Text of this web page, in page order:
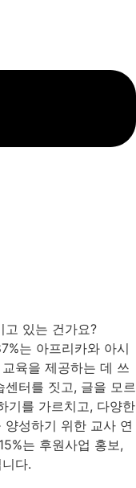
고 있는 건가요?
는 아프리카와 아시
육을 제공하는 데 쓰
터를 짓고, 글을 모르
기를 가르치고, 다양한
성하기 위한 교사 연
는 후원사업 홍보,
다.